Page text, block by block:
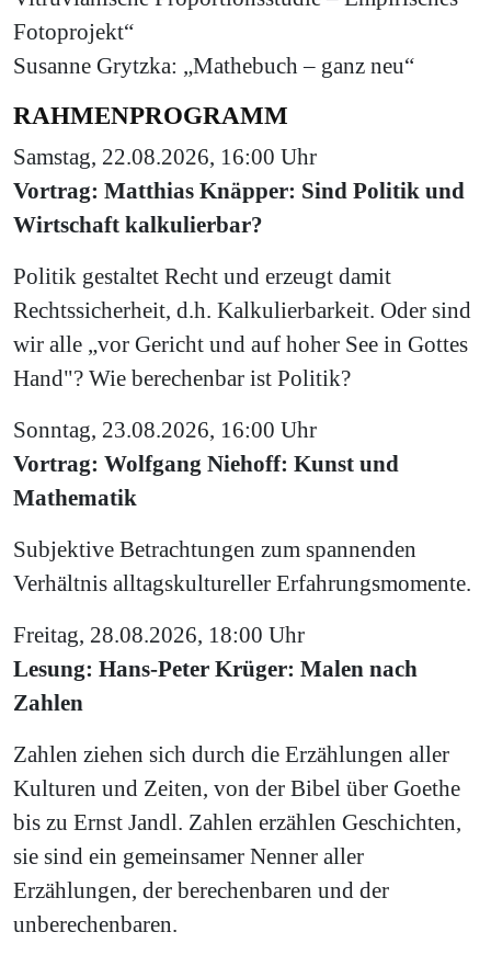
Fotoprojekt“
Susanne Grytzka: „Mathebuch – ganz neu“
RAHMENPROGRAMM
Samstag, 22.08.2026, 16:00 Uhr
Vortrag: Matthias Knäpper: Sind Politik und
Wirtschaft kalkulierbar?
Politik gestaltet Recht und erzeugt damit
Rechtssicherheit, d.h. Kalkulierbarkeit. Oder sind
wir alle „vor Gericht und auf hoher See in Gottes
Hand"? Wie berechenbar ist Politik?
Sonntag, 23.08.2026, 16:00 Uhr
Vortrag: Wolfgang Niehoff: Kunst und
Mathematik
Subjektive Betrachtungen zum spannenden
Verhältnis alltagskultureller Erfahrungsmomente.
Freitag, 28.08.2026, 18:00 Uhr
Lesung: Hans-Peter Krüger: Malen nach
Zahlen
Zahlen ziehen sich durch die Erzählungen aller
Kulturen und Zeiten, von der Bibel über Goethe
bis zu Ernst Jandl. Zahlen erzählen Geschichten,
sie sind ein gemeinsamer Nenner aller
Erzählungen, der berechenbaren und der
unberechenbaren.